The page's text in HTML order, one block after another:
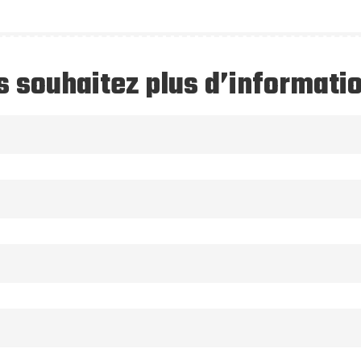
souhaitez plus